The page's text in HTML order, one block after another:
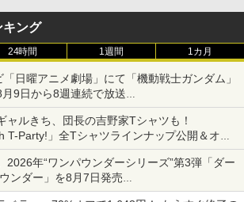
キング
24時間 1週間 1カ月
日曜アニメ劇場」にて「機動戦士ガンダム」
9日から8週連続で放送
ガンダム【HDリマスター版】」
ャルきち、団長の吉野家Tシャツも！
T-Party!」全Tシャツラインナップ公開＆オン
2026年“ワンパウンダーシリーズ”第3弾「ダー
ンダー」を8月7日発売
マヨソース」を使用した超大型チーズバーガー